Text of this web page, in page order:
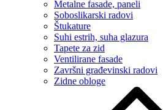
Metalne fasade, paneli
Soboslikarski radovi
Štukature
Suhi estrih, suha glazura
Tapete za zid
Ventilirane fasade
Završni građevinski radovi
Zidne obloge